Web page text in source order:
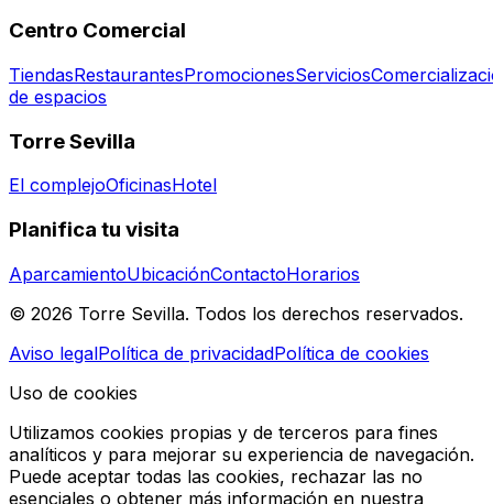
Centro Comercial
TiendasRestaurantesPromocionesServicios
de espacios
Torre Sevilla
El complejoOficinasHotel
Planifica tu visita
AparcamientoUbicaciónContactoHorarios
© 2026 Torre Sevilla. Todos los derechos reservados.
Aviso legalPolítica de privacidadPolítica de cookies
Uso de cookies
Utilizamos cookies propias y de terceros para fines
analíticos y para mejorar su experiencia de navegación.
Puede aceptar todas las cookies, rechazar las no
esenciales o obtener más información en nuestra